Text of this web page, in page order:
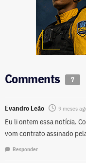
Comments 7
Evandro Leão 9 meses
Eu li ontem essa notícia.
vom contrato assinado
Responder